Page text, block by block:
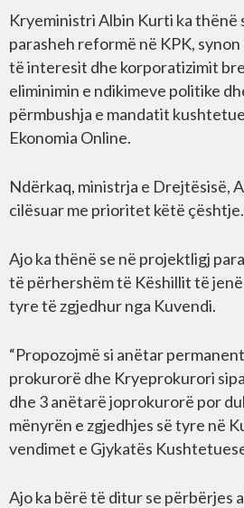
Kryeministri Albin Kurti ka thënë
parasheh reformë në KPK,
të interesit dhe korporatizimit
eliminimin e ndikimeve politike
përmbushja e mandatit
Ekonomia Online.
Ndërkaq, ministrja e Drejtësisë,
cilësuar me prioritet këtë çështje.
Ajo ka thënë se në projektligj
të përhershëm të Këshillit të
tyre të zgjedhur nga Kuvendi.
“Propozojmë si anëtar
prokurorë dhe Kryeprokurori
dhe 3 anëtarë joprokurorë por
mënyrën e zgjedhjes së tyre në
vendimet e Gjykatës
Ajo ka bërë të ditur se përbërjes